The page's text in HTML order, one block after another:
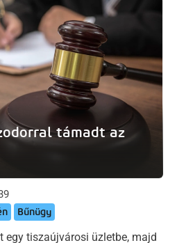
támadt az
Bűnügy
egy tiszaújvárosi üzletbe, majd